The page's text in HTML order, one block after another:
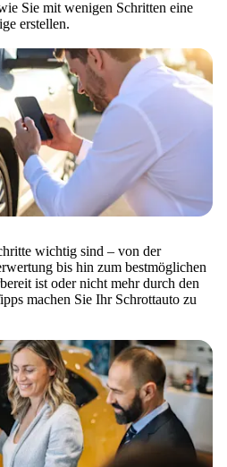
Sie mit wenigen Schritten eine
erstellen.
wichtig sind – von der
bis hin zum bestmöglichen
ist oder nicht mehr durch den
machen Sie Ihr Schrottauto zu